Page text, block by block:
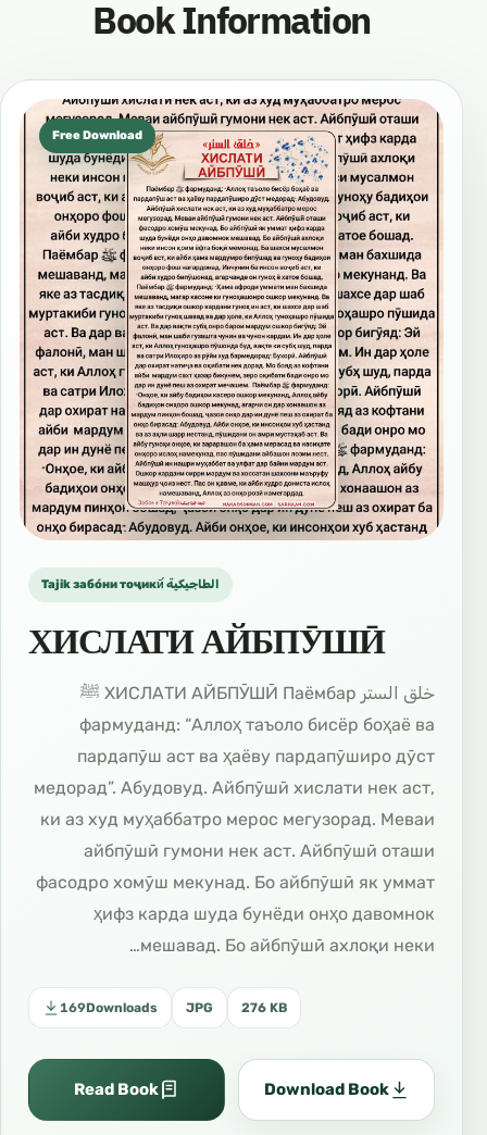
Book Information
Free Download
Tajik забо́ни тоҷикӣ́ الطاجيكية
ХИСЛАТИ АЙБПӮШӢ
خلق الستر ХИСЛАТИ АЙБПӮШӢ Паёмбар ﷺ
фармуданд: “Аллоҳ таъоло бисёр боҳаё ва
пардапӯш аст ва ҳаёву пардапӯширо дӯст
медорад”. Абудовуд. Айбпӯшӣ хислати нек аст,
ки аз худ муҳаббатро мерос мегузорад. Меваи
айбпӯшӣ гумони нек аст. Айбпӯшӣ оташи
фасодро хомӯш мекунад. Бо айбпӯшӣ як уммат
ҳифз карда шуда бунёди онҳо давомнок
мешавад. Бо айбпӯшӣ ахлоқи неки…
169Downloads JPG 276 KB
Read Book Download Book